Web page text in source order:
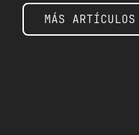
MÁS ARTÍCULOS